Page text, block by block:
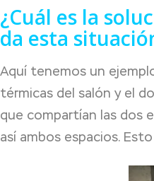
¿Cuál es la
da esta
Aquí tenemos un
térmicas del salón y el
que compartían las dos
así ambos espacios.